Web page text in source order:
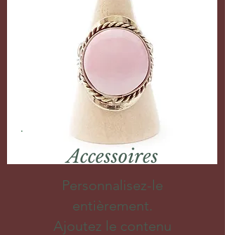
Accessoires
Personnalisez-le
entièrement.
Ajoutez le contenu